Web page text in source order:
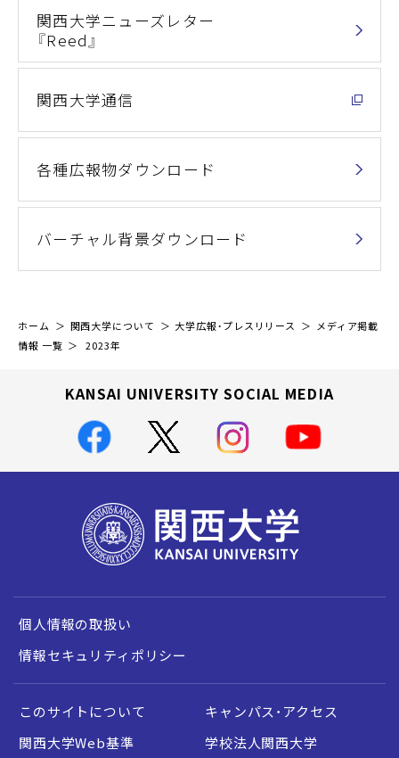
関西大学ニューズレター
『Reed』
関西大学通信
各種広報物ダウンロード
バーチャル背景ダウンロード
ホーム 関西大学について 大学広報・プレスリリース
メディア掲載
情報 一覧
2023年
KANSAI UNIVERSITY SOCIAL MEDIA
個人情報の取扱い
情報セキュリティポリシー
このサイトについて
キャンパス・アクセス
関西大学Web基準
学校法人関西大学